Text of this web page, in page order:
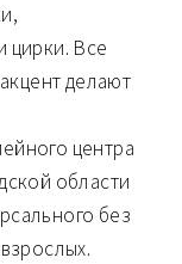
цирки. Все
делают
центра
области
без